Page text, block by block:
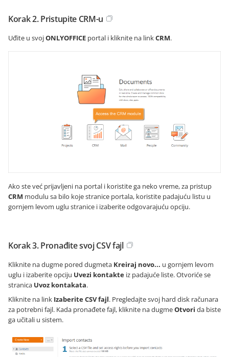
Korak 2. Pristupite CRM-u
Uđite u svojONLYOFFICE portal i kliknite na linkCRM.
Ako ste već prijavljeni na portal i koristite ga neko vreme, za pristup
CRM modulu sa bilo koje stranice portala, koristite padajuću listu u
gornjem levom uglu stranice i izaberite odgovarajuću opciju.
Korak 3. Pronađite svoj CSV fajl
Kliknite na dugme pored dugmeta Kreiraj novo... u gornjem levom
uglu i izaberite opciju Uvezi kontakte iz padajuće liste. Otvoriće se
stranica Uvoz kontakata.
Kliknite na link Izaberite CSV fajl. Pregledajte svoj hard disk računara
za potrebni fajl. Kada pronađete fajl, kliknite na dugmeOtvori da biste
ga učitali u sistem.